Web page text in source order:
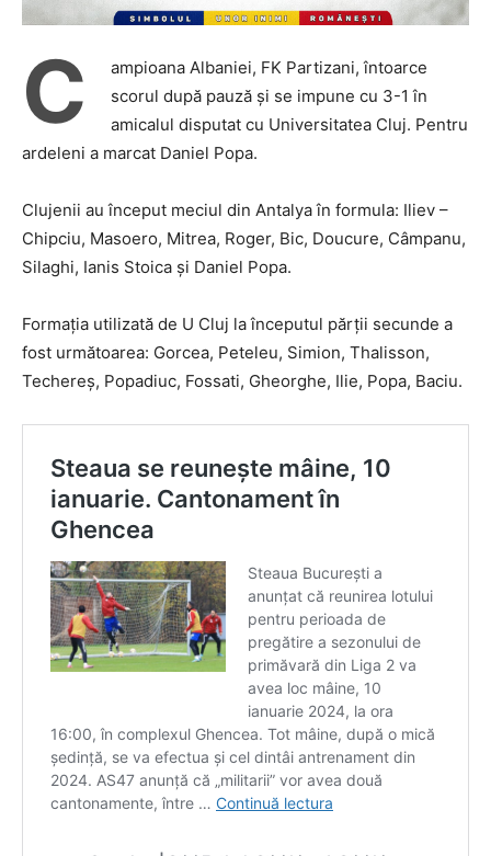
C
ampioana Albaniei, FK Partizani, întoarce
scorul după pauză și se impune cu 3-1 în
amicalul disputat cu Universitatea Cluj. Pentru
ardeleni a marcat Daniel Popa.
Clujenii au început meciul din Antalya în formula: Iliev –
Chipciu, Masoero, Mitrea, Roger, Bic, Doucure, Câmpanu,
Silaghi, Ianis Stoica și Daniel Popa.
Formația utilizată de U Cluj la începutul părții secunde a
fost următoarea: Gorcea, Peteleu, Simion, Thalisson,
Techereș, Popadiuc, Fossati, Gheorghe, Ilie, Popa, Baciu.